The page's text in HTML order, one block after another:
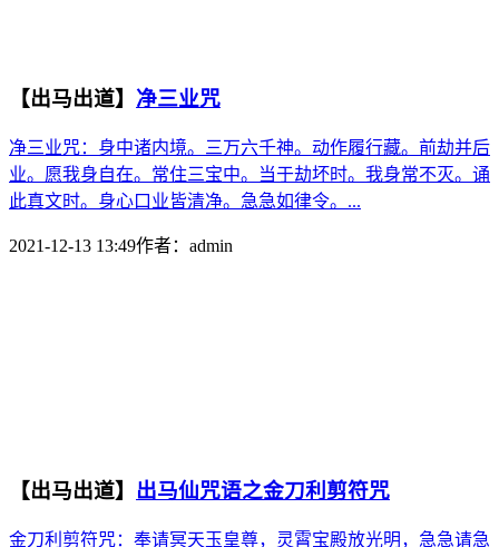
【出马出道】 净三业咒
净三业咒：身中诸内境。三万六千神。动作履行藏。前劫并后
业。愿我身自在。常住三宝中。当于劫坏时。我身常不灭。诵
此真文时。身心口业皆清净。急急如律令。...
2021-12-13 13:49作者： admin
【出马出道】 出马仙咒语之金刀利剪符咒
金刀利剪符咒：奉请冥天玉皇尊，灵霄宝殿放光明，急急请急